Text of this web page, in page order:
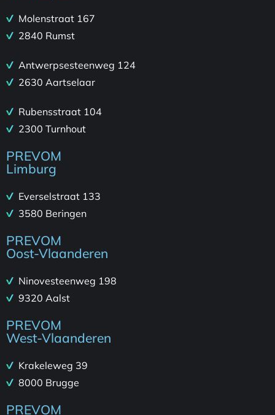
Molenstraat 167
2840 Rumst
Antwerpsesteenweg 124
2630 Aartselaar
Rubensstraat 104
2300 Turnhout
PREVOM
Limburg
Everselstraat 133
3580 Beringen
PREVOM
Oost-Vlaanderen
Ninovesteenweg 198
9320 Aalst
PREVOM
West-Vlaanderen
Krakeleweg 39
8000 Brugge
PREVOM